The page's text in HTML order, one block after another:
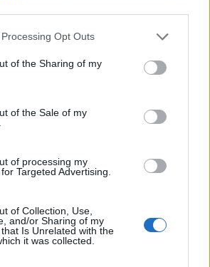
website/app uses one or more Google
or usage behaviour. You may click to
to Google and its third-party tags to
specified purposes in below Google
Opt Outs
of the Sharing of my
of the Sale of my
of processing my
Targeted Advertising.
of Collection, Use,
and/or Sharing of my
Is Unrelated with the
it was collected.
Δεοντολογίας ο Κυριαζίδης
το «κάνε κανένα παιδί»